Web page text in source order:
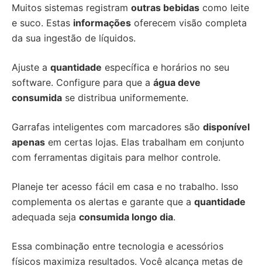
Muitos sistemas registram outras bebidas como leite
e suco. Estas informações oferecem visão completa
da sua ingestão de líquidos.
Ajuste a quantidade específica e horários no seu
software. Configure para que a água deve
consumida se distribua uniformemente.
Garrafas inteligentes com marcadores são disponível
apenas em certas lojas. Elas trabalham em conjunto
com ferramentas digitais para melhor controle.
Planeje ter acesso fácil em casa e no trabalho. Isso
complementa os alertas e garante que a quantidade
adequada seja consumida longo dia.
Essa combinação entre tecnologia e acessórios
físicos maximiza resultados. Você alcança metas de